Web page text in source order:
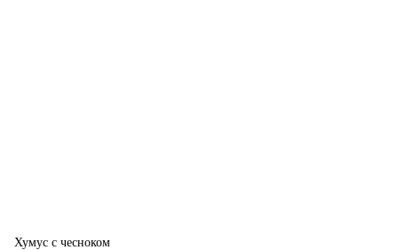
Хумус с чесноком